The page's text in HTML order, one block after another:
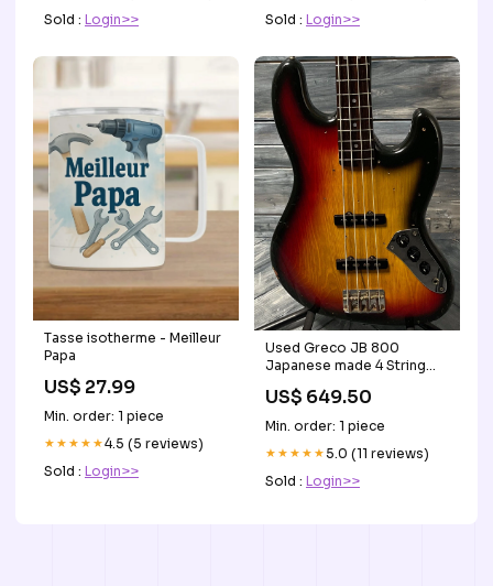
Sold : Login>>
Sold : Login>>
Tasse isotherme - Meilleur
Papa
US$ 27.99
Min. order: 1 piece
★★★★★4.5 (5 reviews)
Sold : Login>>
Used Greco JB 800
Japanese made 4 String
Sunburst electric bass
strings
US$ 649.50
Min. order: 1 piece
★★★★★5.0 (11 reviews)
Sold : Login>>